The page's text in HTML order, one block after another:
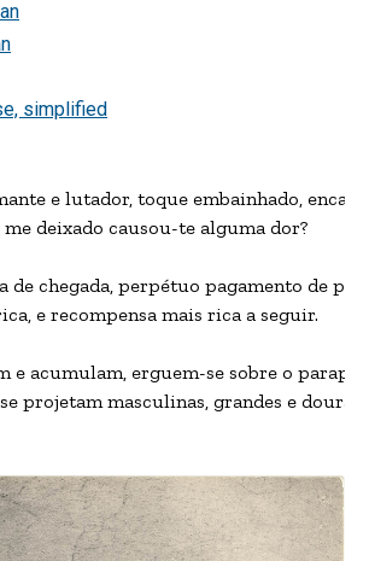
simplified
e lutador, toque embainhado,
deixado causou-te alguma dor?
de chegada, perpétuo pagamento de
e recompensa mais rica a seguir.
e acumulam, erguem-se sobre o
projetam masculinas, grandes e